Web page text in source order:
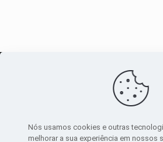
canal de notícias
Nós usamos cookies e outras
melhorar a sua experiência em nossos